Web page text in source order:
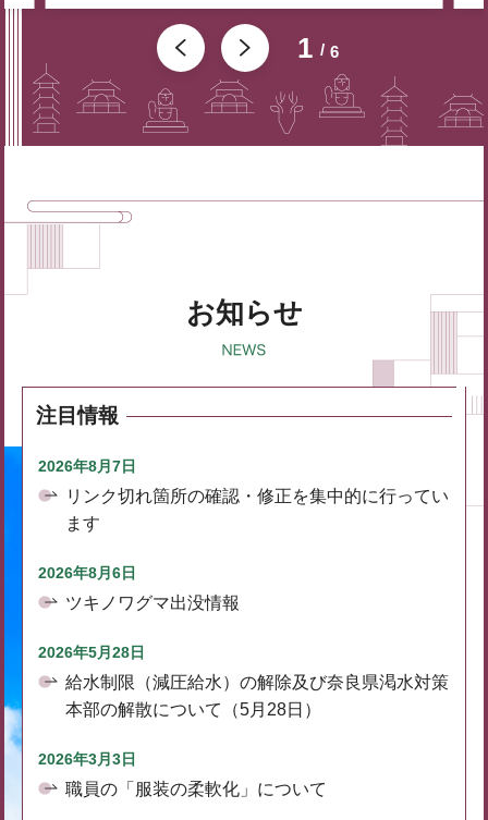
1 6
お知らせ
注目情報
2026年8月7日
リンク切れ箇所の確認・修正を集中的に行ってい
ます
2026年8月6日
ツキノワグマ出没情報
2026年5月28日
給水制限（減圧給水）の解除及び奈良県渇水対策
本部の解散について（5月28日）
2026年3月3日
職員の「服装の柔軟化」について